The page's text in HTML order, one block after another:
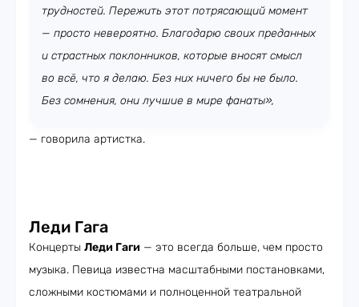
трудностей. Пережить этот потрясающий момент
— просто невероятно. Благодарю своих преданных
и страстных поклонников, которые вносят смысл
во всё, что я делаю. Без них ничего бы не было.
Без сомнения, они лучшие в мире фанаты»,
— говорила артистка.
Леди Гага
Концерты Леди Гаги — это всегда больше, чем просто
музыка. Певица известна масштабными постановками,
сложными костюмами и полноценной театральной